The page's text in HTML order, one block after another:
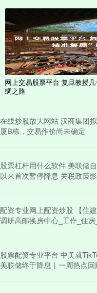
网上交易股票平台 复旦教授
绸之路
在线炒股放大网站 汉商集团
厦B栋，交易作价尚未确定
股票杠杆用什么软件 美联储
以来首次暂停降息 关税政策
配资专业网上配资炒股 【住
调研高邮换房中心_工作_住
股票配资专业平台 中美就
美联储终于降息丨一周热点回